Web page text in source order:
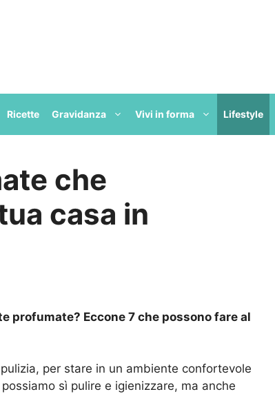
Ricette Gravidanza Vivi in forma Lifestyle
che
casa in
profumate? Eccone 7 che possono fare al
per stare in un ambiente confortevole
sì pulire e igienizzare, ma anche